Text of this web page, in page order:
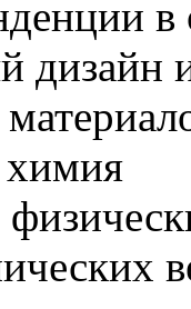
в
дизайн